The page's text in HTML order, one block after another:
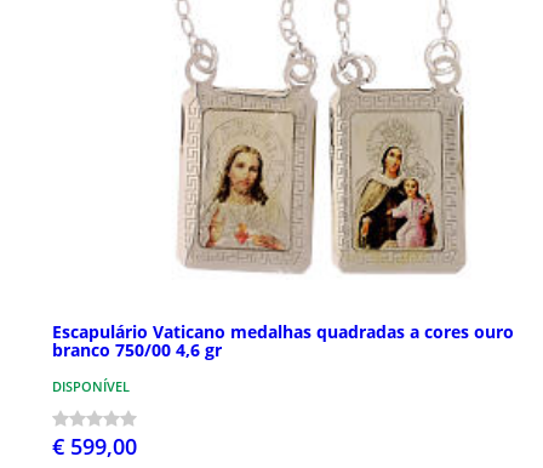
Escapulário Vaticano medalhas quadradas a cores ouro
branco 750/00 4,6 gr
DISPONÍVEL
€ 599,00